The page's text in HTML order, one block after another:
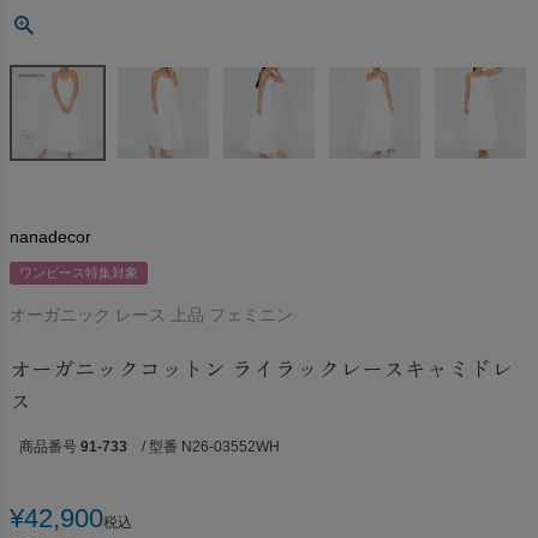
nanadecor
ワンピース特集対象
オーガニック レース 上品 フェミニン
オーガニックコットン ライラックレースキャミドレ
ス
商品番号 91-733 / 型番 N26-03552WH
¥42,900税込